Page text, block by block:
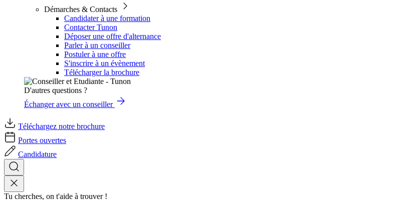
Démarches & Contacts
Candidater à une formation
Contacter Tunon
Déposer une offre d'alternance
Parler à un conseiller
Postuler à une offre
S'inscrire à un évènement
Télécharger la brochure
D'autres questions ?
Échanger avec un conseiller
Téléchargez notre brochure
Portes ouvertes
Candidature
Tu cherches, on t'aide à trouver !